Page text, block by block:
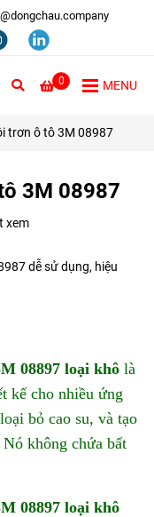
0 MENU
trơn ô tô 3M 08987
3M 08987
xem
dễ sử dụng, hiệu
08897 loại khô là
kế cho nhiều ứng
bỏ cao su, và tạo
không chứa bất
08897 loại khô